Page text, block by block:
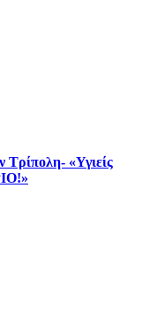
Τρίπολη- «Υγιείς